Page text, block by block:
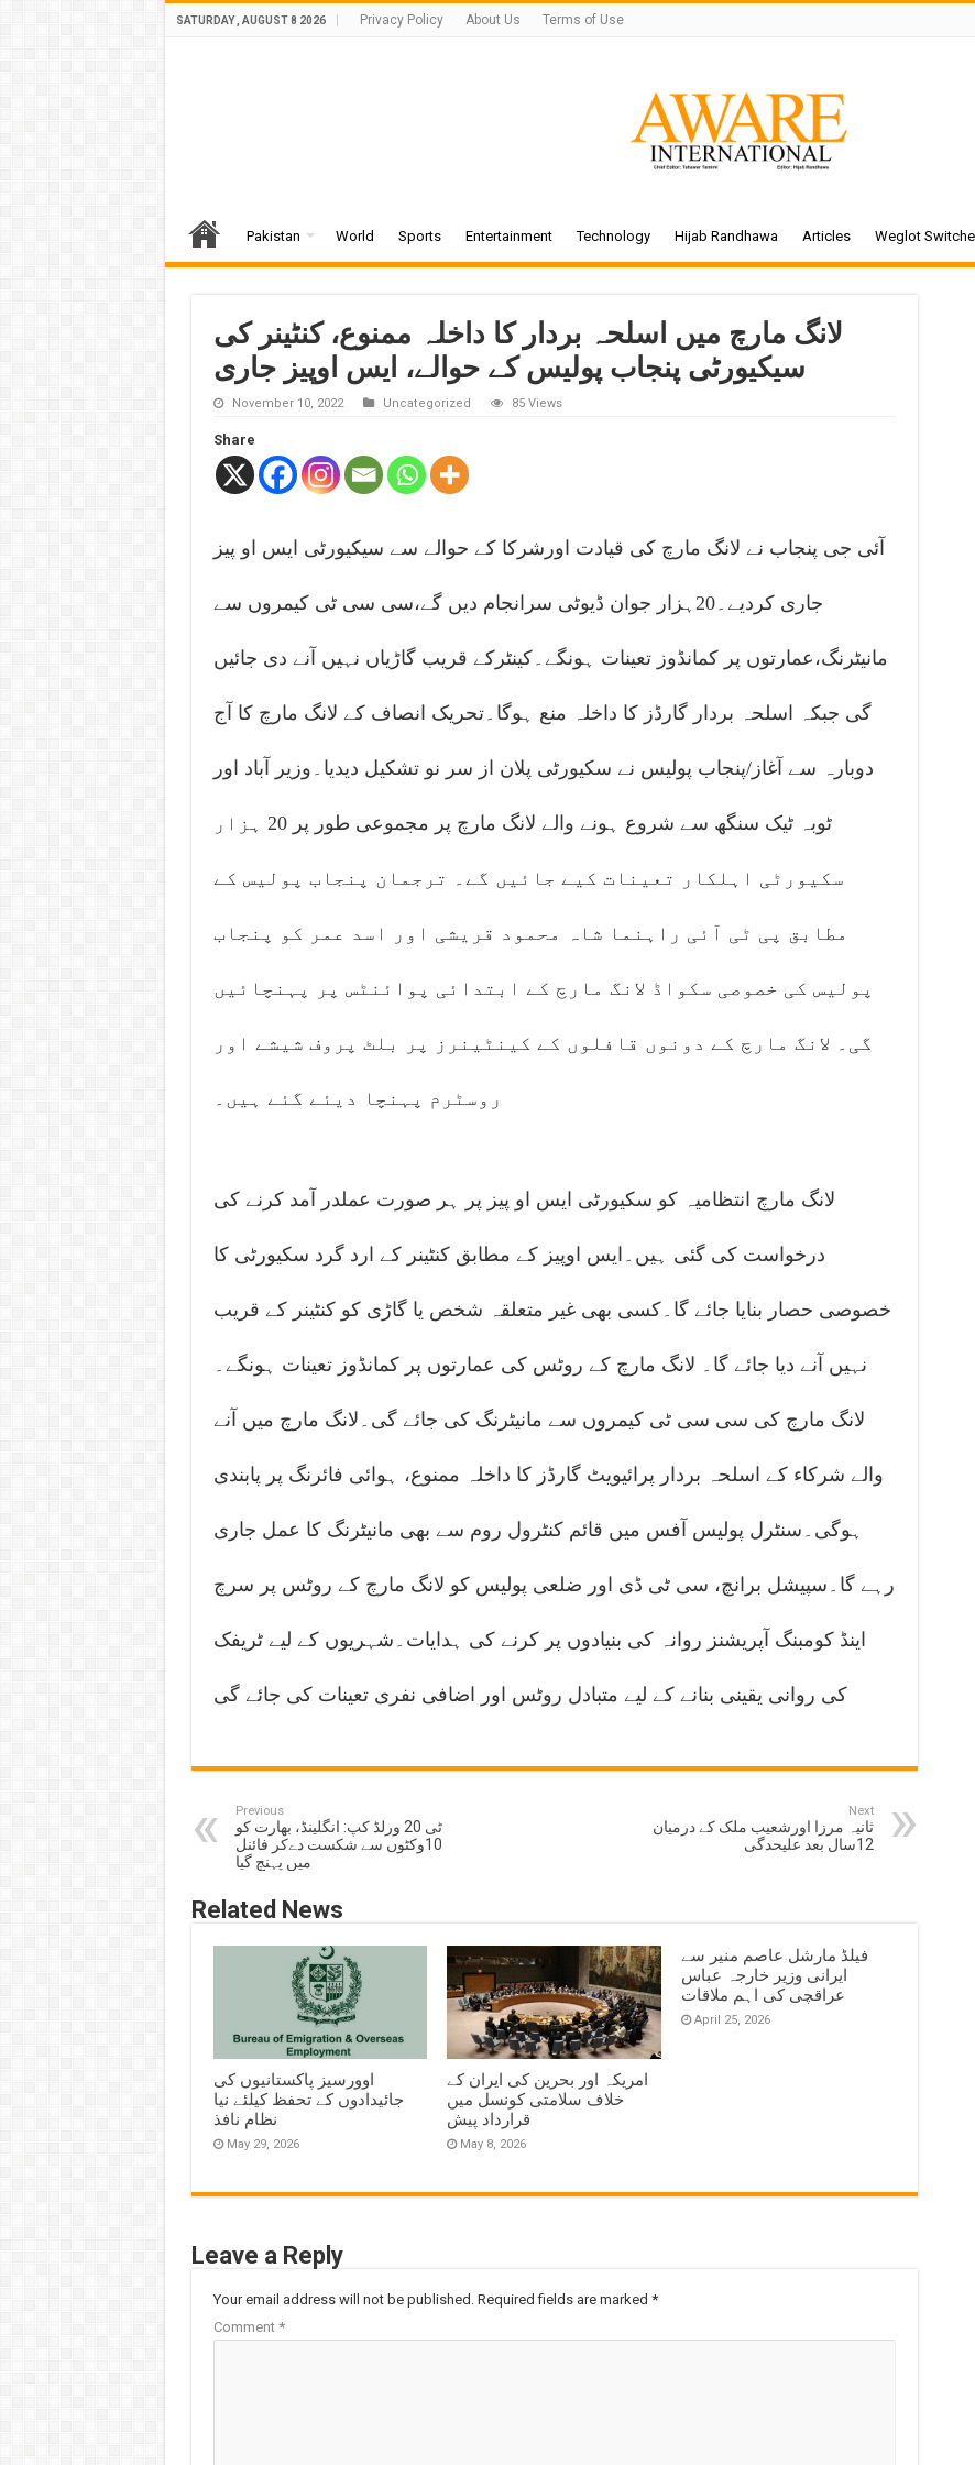
SATURDAY , AUGUST 8 2026 Privacy Policy About Us Terms of Use
Pakistan World Sports Entertainment Technology Hijab Randhawa Articles Weglot
لانگ مارچ میں اسلحہ بردار کا داخلہ ممنوع، کنٹینر کی
سیکیورٹی پنجاب پولیس کے حوالے، ایس اوپیز جاری
November 10, 2022 Uncategorized 85 Views
Share
آئی جی پنجاب نے لانگ مارچ کی قیادت اورشرکا کے حوالے سے سیکیورٹی ایس او پیز
جاری کردیے۔20ہزار جوان ڈیوٹی سرانجام دیں گے،سی سی ٹی کیمروں سے
مانیٹرنگ،عمارتوں پر کمانڈوز تعینات ہونگے۔کینٹرکے قریب گاڑیاں نہیں آنے دی جائیں
گی جبکہ اسلحہ بردار گارڈز کا داخلہ منع ہوگا۔تحریک انصاف کے لانگ مارچ کا آج
دوبارہ سے آغاز/پنجاب پولیس نے سکیورٹی پلان از سر نو تشکیل دیدیا۔وزیر آباد اور
ٹوبہ ٹیک سنگھ سے شروع ہونے والے لانگ مارچ پر مجموعی طور پر 20 ہزار
سکیورٹی اہلکار تعینات کیے جائیں گے۔ ترجمان پنجاب پولیس کے
مطابق پی ٹی آئی راہنما شاہ محمود قریشی اور اسد عمر کو پنجاب
پولیس کی خصوصی سکواڈ لانگ مارچ کے ابتدائی پوائنٹس پر پہنچائیں
گی۔ لانگ مارچ کے دونوں قافلوں کے کینٹینرز پر بلٹ پروف شیشے اور
روسٹرم پہنچا دیئے گئے ہیں۔
لانگ مارچ انتظامیہ کو سکیورٹی ایس او پیز پر ہر صورت عملدر آمد کرنے کی
درخواست کی گئی ہیں۔ایس اوپیز کے مطابق کنٹینر کے ارد گرد سکیورٹی کا
خصوصی حصار بنایا جائے گا۔کسی بھی غیر متعلقہ شخص یا گاڑی کو کنٹینر کے قریب
نہیں آنے دیا جائے گا۔ لانگ مارچ کے روٹس کی عمارتوں پر کمانڈوز تعینات ہونگے۔
لانگ مارچ کی سی سی ٹی کیمروں سے مانیٹرنگ کی جائے گی۔لانگ مارچ میں آنے
والے شرکاء کے اسلحہ بردار پرائیویٹ گارڈز کا داخلہ ممنوع، ہوائی فائرنگ پر پابندی
ہوگی۔سنٹرل پولیس آفس میں قائم کنٹرول روم سے بھی مانیٹرنگ کا عمل جاری
رہے گا۔سپیشل برانچ، سی ٹی ڈی اور ضلعی پولیس کو لانگ مارچ کے روٹس پر سرچ
اینڈ کومبنگ آپریشنز روانہ کی بنیادوں پر کرنے کی ہدایات۔شہریوں کے لیے ٹریفک
کی روانی یقینی بنانے کے لیے متبادل روٹس اور اضافی نفری تعینات کی جائے گی
Previous
ٹی 20 ورلڈ کپ: انگلینڈ، بھارت کو
10وکٹوں سے شکست دےکر فائنل
میں پہنچ گیا
Next
ثانیہ مرزا اورشعیب ملک کے درمیان
12سال بعد علیحدگی
Related News
اوورسیز پاکستانیوں کی
جائیدادوں کے تحفظ کیلئے نیا
نظام نافذ
May 29, 2026
امریکہ اور بحرین کی ایران کے
خلاف سلامتی کونسل میں
قرارداد پیش
May 8, 2026
فیلڈ مارشل عاصم منیر سے
ایرانی وزیر خارجہ عباس
عراقچی کی اہم ملاقات
April 25, 2026
Leave a Reply
Your email address will not be published. Required fields are marked *
Comment *